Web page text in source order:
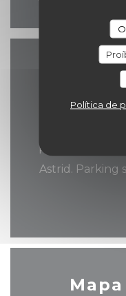
Política de
Parking public
Astrid. Parking